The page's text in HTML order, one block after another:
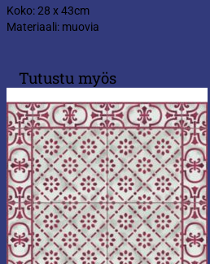
Koko: 28 x 43cm
Materiaali: muovia
Tutustu myös